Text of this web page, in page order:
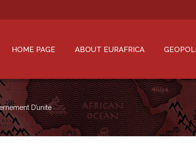
HOME PAGE ABOUT EURAFRICA
D’unité